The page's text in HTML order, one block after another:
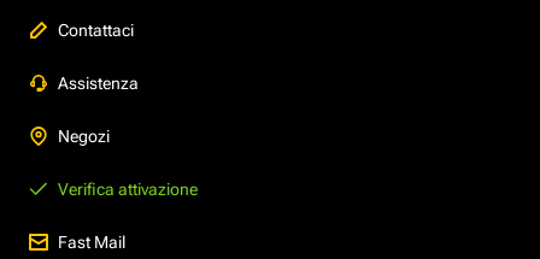
Contattaci
Assistenza
Negozi
Verifica attivazione
Fast Mail